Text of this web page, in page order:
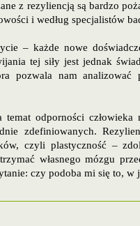
z rezyliencją są bardzo
i według specjalistów
– każde nowe
tej siły jest jednak
pozwala nam
temat odporności
zdefiniowanych.
czyli plastyczność –
własnego mózgu
czy podoba mi się to, w